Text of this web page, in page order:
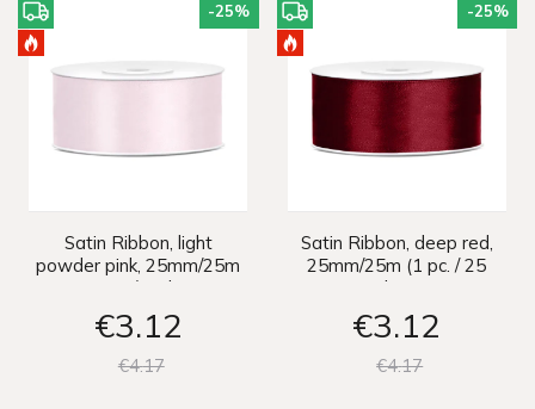
-25%
Satin Ribbon, light
powder pink, 25mm/25m
(1 pc. / 25 lm)
€3 12
€417
-25%
Satin Ribbon, deep red,
25mm/25m (1 pc. / 25
lm)
€3 12
€417